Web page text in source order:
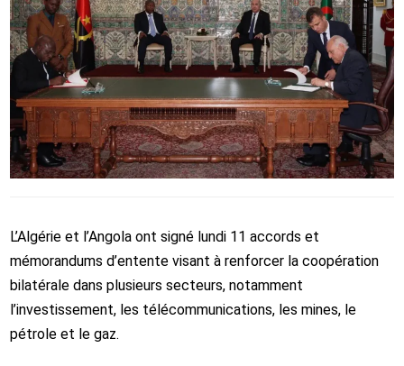
L’Algérie et l’Angola ont signé lundi 11 accords et
mémorandums d’entente visant à renforcer la coopération
bilatérale dans plusieurs secteurs, notamment
l’investissement, les télécommunications, les mines, le
pétrole et le gaz.